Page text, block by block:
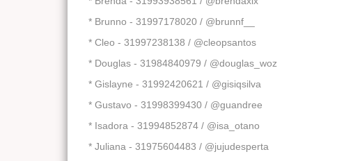
* Brunno - 31997178020 / @brunnf__
* Cleo - 31997238138 / @cleopsantos
* Douglas - 31984840979 / @douglas_woz
* Gislayne - 31992420621 / @gisiqsilva
* Gustavo - 31998399430 / @guandree
* Isadora - 31994852874 / @isa_otano
* Juliana - 31975604483 / @jujudesperta